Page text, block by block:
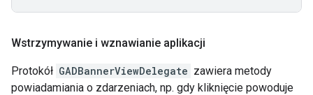
Wstrzymywanie i wznawianie aplikacji
Protokół GADBannerViewDelegate zawiera metody
powiadamiania o zdarzeniach, np. gdy kliknięcie powoduje